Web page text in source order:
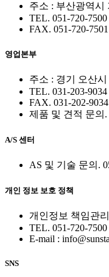
주소 : 부산광역시
TEL. 051-720-7500
FAX. 051-720-7501
영업본부
주소 : 경기 오산시
TEL. 031-203-9034
FAX. 031-202-9034
제품 및 견적 문의.
A/S 센터
AS 및 기술 문의.
개인 정보 보호 정책
개인정보 책임관
TEL. 051-720-7500
E-mail :
SNS